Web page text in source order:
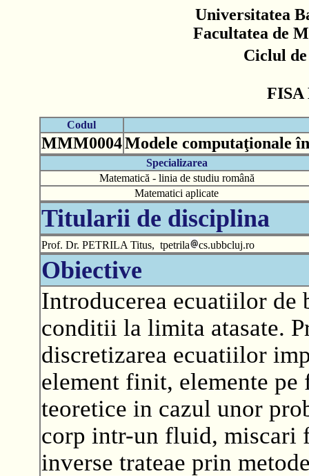
Universitatea
Facultatea de
Ciclul
FISA
Codul
MMM0004Modele computaţionale
Specializarea
Matematică - linia de studiu română
Matematici aplicate
Titularii de disciplina
Prof. Dr. PETRILA Titus, tpetrila cs.ubbcluj.ro
Obiective
Introducerea ecuatiilor de
conditii la limita atasate.
discretizarea ecuatiilor
element finit, elemente
teoretice in cazul unor
corp intr-un fluid, miscari
inverse trateae prin